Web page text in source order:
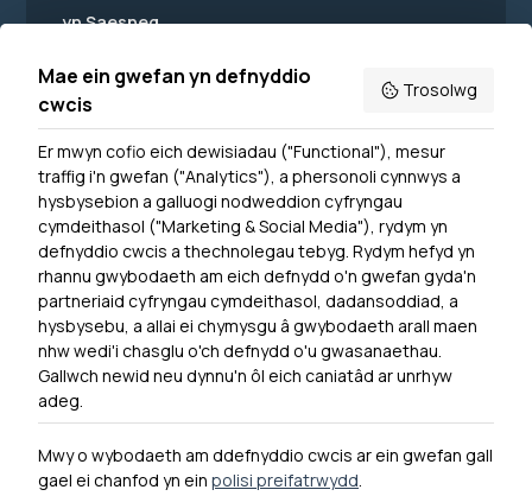
Dewislen Troedyn
Newyddion
Ymuno â ni
Hygyrchedd
Hysbysiad Preifatrwydd
Cysylltu â ni
yn Saesneg.
Powered by Translate
Mae ein gwefan yn defnyddio
cwcis
Trosolwg
Er mwyn cofio eich dewisiadau ("Functional"), mesur
traffig i'n gwefan ("Analytics"), a phersonoli cynnwys a
hysbysebion a galluogi nodweddion cyfryngau
cymdeithasol ("Marketing & Social Media"), rydym yn
defnyddio cwcis a thechnolegau tebyg. Rydym hefyd yn
rhannu gwybodaeth am eich defnydd o'n gwefan gyda'n
partneriaid cyfryngau cymdeithasol, dadansoddiad, a
hysbysebu, a allai ei chymysgu â gwybodaeth arall maen
nhw wedi'i chasglu o'ch defnydd o'u gwasanaethau.
Gallwch newid neu dynnu'n ôl eich caniatâd ar unrhyw
adeg.
Mwy o wybodaeth am ddefnyddio cwcis ar ein gwefan gall
gael ei chanfod yn ein polisi preifatrwydd.